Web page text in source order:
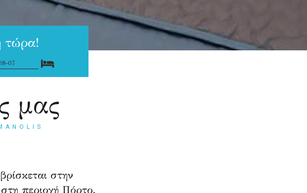
τώρα!
μας
στην
περιοχή Πόρτο.